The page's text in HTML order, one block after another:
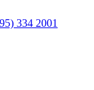
334 2001